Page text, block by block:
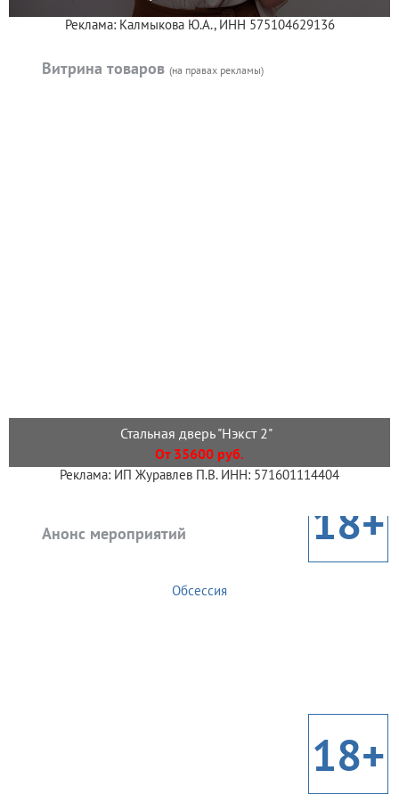
Реклама: Калмыкова Ю.А., ИНН 575104629136
Витрина товаров (на правах рекламы)
Стальная дверь "Нэкст 2"
От 35600 руб.
Реклама: ИП Журавлев П.В. ИНН: 571601114404
Анонс мероприятий 18+
Обсессия
18+